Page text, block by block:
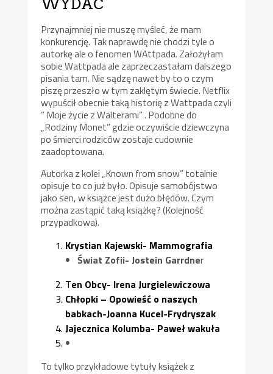
WYDAĆ
Przynajmniej nie muszę myśleć, że mam
konkurencję. Tak naprawdę nie chodzi tyle o
autorkę ale o fenomen WAttpada. Założyłam
sobie Wattpada ale zaprzeczastałam dalszego
pisania tam. Nie sądzę nawet by to o czym
piszę przeszło w tym zaklętym świecie. Netflix
wypuścił obecnie taką historię z Wattpada czyli
” Moje życie z Walterami” . Podobne do
„Rodziny Monet” gdzie oczywiście dziewczyna
po śmierci rodziców zostaje cudownie
zaadoptowana.
Autorka z kolei „Known from snow” totalnie
opisuje to co już było. Opisuje samobójstwo
jako sen, w książce jest dużo błędów. Czym
można zastąpić taką książkę? (Kolejność
przypadkowa).
Krystian Kajewski- Mammografia
Świat Zofii- Jostein Garrdner
Ten Obcy- Irena Jurgielewiczowa
Chłopki – Opowieść o naszych
babkach-Joanna Kucel-Frydryszak
Jajecznica Kolumba- Paweł wakuła
To tylko przykładowe tytuły książek z